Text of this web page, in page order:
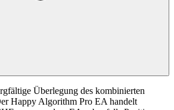
Überlegung des kombinierten
Happy Algorithm Pro EA handelt